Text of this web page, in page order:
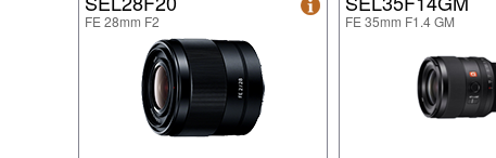
FE 28mm F2 FE 35mm F1.4 GM